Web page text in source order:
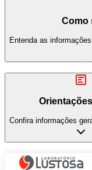
Como
Entenda as
Confira informações